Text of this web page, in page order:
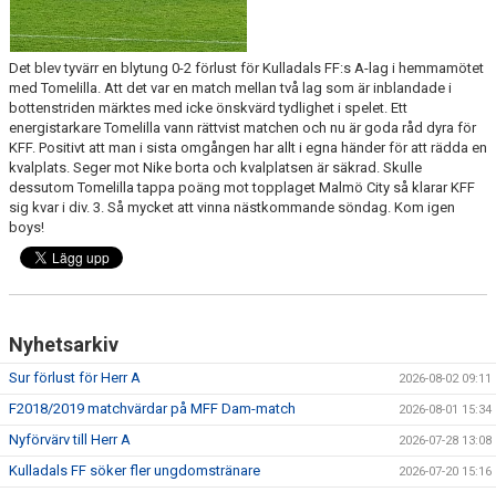
BILDGALLERI
MATCHER
INBETALNING
PROFILKLÄDER
KFF FACEBOOK
KFF INSTAGRAM
Det blev tyvärr en blytung 0-2 förlust för Kulladals FF:s A-lag i hemmamötet
med Tomelilla. Att det var en match mellan två lag som är inblandade i
bottenstriden märktes med icke önskvärd tydlighet i spelet. Ett
energistarkare Tomelilla vann rättvist matchen och nu är goda råd dyra för
KFF. Positivt att man i sista omgången har allt i egna händer för att rädda en
kvalplats. Seger mot Nike borta och kvalplatsen är säkrad. Skulle
dessutom Tomelilla tappa poäng mot topplaget Malmö City så klarar KFF
sig kvar i div. 3. Så mycket att vinna nästkommande söndag. Kom igen
boys!
Nyhetsarkiv
Sur förlust för Herr A 2026-08-02 09:11
F2018/2019 matchvärdar på MFF Dam-match 2026-08-01 15:34
Nyförvärv till Herr A 2026-07-28 13:08
Kulladals FF söker fler ungdomstränare 2026-07-20 15:16